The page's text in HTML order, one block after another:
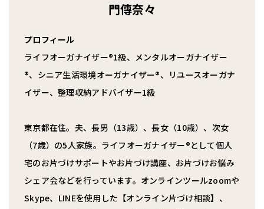
門傳奈々
プロフィール
ライフオーガナイザー®︎1級、メンタルオーガナイザー
®︎、シニア生活環境オーガナイザー®︎、リユースオーガナ
イザー、整理収納アドバイザー1級
東京都在住。夫、長男（13歳）、長女（10歳）、次女
（7歳）の5人家族。ライフオーガナイザー®︎として個人
宅のお片づけサポートやお片づけ講座、お片づけお悩み
シェア会などを行っています。オンラインツールzoomや
Skype、LINEを使用した【オンライン片づけ相談】、